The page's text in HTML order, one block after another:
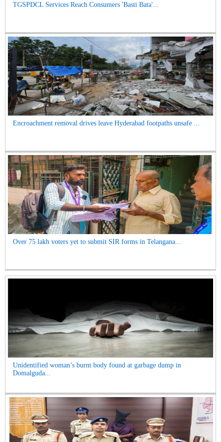
TGSPDCL Services Reach Consumers 'Basti Bata'...
Encroachment removal drives leave Hyderabad footpaths unsafe ...
Over 75 lakh voters yet to submit SIR forms in Telangana...
Unidentified woman’s burnt body found at garbage dump in
Domalguda...